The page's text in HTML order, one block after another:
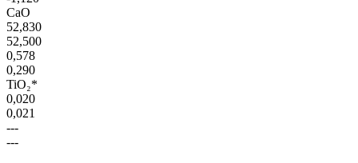
CaO
52,830
52,500
0,578
0,290
TiO₂*
0,020
0,021
---
---